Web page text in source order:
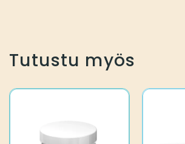
Tutustu myös